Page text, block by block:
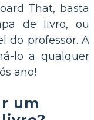
That, basta
de livro, ou
do professor. A
lo a qualquer
ano!
um